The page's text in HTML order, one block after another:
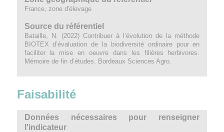
France, zone d'élevage
Source du référentiel
Bataille, N. (2022) Contribuer à l’évolution de la méthode
BIOTEX d’évaluation de la biodiversité ordinaire pour en
faciliter la mise en oeuvre dans les filières herbivores.
Mémoire de fin d’études. Bordeaux Sciences Agro.
Faisabilité
Données nécessaires pour renseigner
l'indicateur